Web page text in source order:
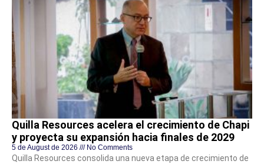
Quilla Resources acelera el crecimiento de Chapi
y proyecta su expansión hacia finales de 2029
5 de August de 2026 No Comments
Quilla Resources consolida una nueva etapa de crecimiento de